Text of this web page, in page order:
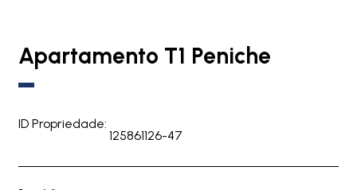
Apartamento T1 Peniche
ID Propriedade:
125861126-47